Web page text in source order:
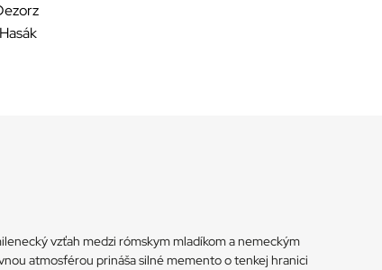
vzťah medzi rómskym mladíkom a nemeckým
atmosférou prináša silné memento o tenkej hranici